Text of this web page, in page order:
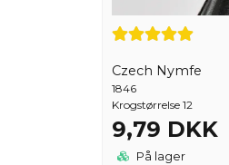
Czech Nymfe
1846
Krogstørrelse 12
9,79 DKK
På lager